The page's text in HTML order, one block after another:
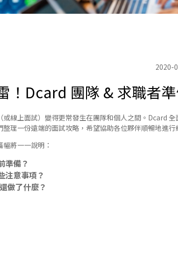
2020-
！Dcard 團隊 & 求職者
或線上面試）變得更常發生在團隊和個人之間。Dcard
理一份遠端的面試攻略，希望協助各位夥伴順暢地進行
將一一說明：
準備？
注意事項？
做了什麼？